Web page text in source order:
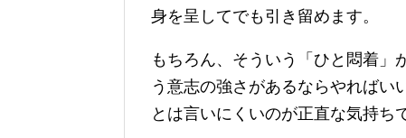
身を呈してでも引き留めます。
もちろん、そういう「ひと悶着」
う意志の強さがあるならやればい
とは言いにくいのが正直な気持ち